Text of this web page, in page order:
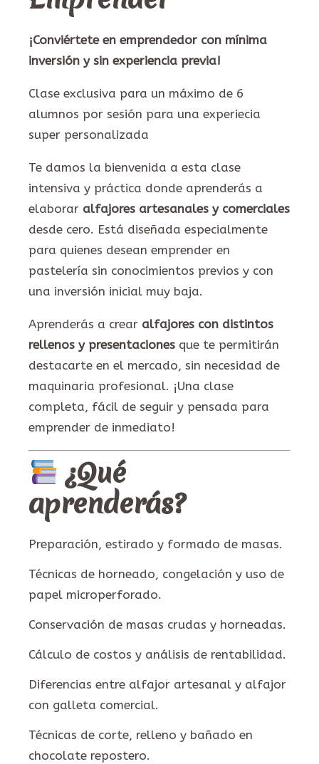
¡Conviértete en emprendedor con mínima
inversión y sin experiencia previa!
Clase exclusiva para un máximo de 6
alumnos por sesión para una experiecia
super personalizada
Te damos la bienvenida a esta clase
intensiva y práctica donde aprenderás a
elaborar alfajores artesanales y comerciales
desde cero. Está diseñada especialmente
para quienes desean emprender en
pastelería sin conocimientos previos y con
una inversión inicial muy baja.
Aprenderás a crear alfajores con distintos
rellenos y presentaciones que te permitirán
destacarte en el mercado, sin necesidad de
maquinaria profesional. ¡Una clase
completa, fácil de seguir y pensada para
emprender de inmediato!
¿Qué
aprenderás?
Preparación, estirado y formado de masas.
Técnicas de horneado, congelación y uso de
papel microperforado.
Conservación de masas crudas y horneadas.
Cálculo de costos y análisis de rentabilidad.
Diferencias entre alfajor artesanal y alfajor
con galleta comercial.
Técnicas de corte, relleno y bañado en
chocolate repostero.